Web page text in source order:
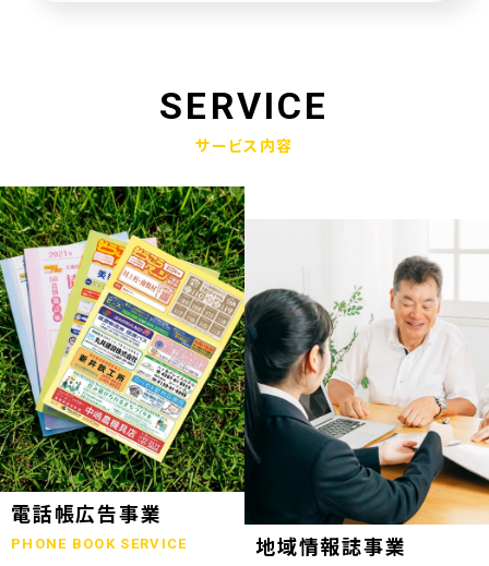
2024.12.17
赤穂市版「わたしの終活覚書」が神戸新聞に掲載されました
2024.11.14
エンディングノート「わたしの終活覚書」書き方講座開催
2024.10.25
赤穂市エンディングノート「わたしの終活覚書」発刊式にて
2024.06.17
「未来創造企業」の第9期に認定されました
2023.07.24
終活ガイド「旅じたくノート」を発行しました
SERVICE
サービス内容
電話帳広告事業
PHONE BOOK SERVICE 地域情報誌事業